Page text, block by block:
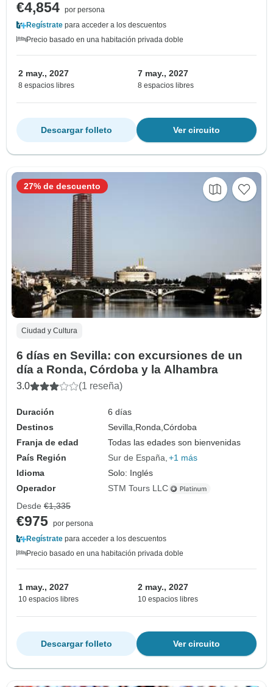
€4,854 por persona
Regístrate para acceder a los descuentos
Precio basado en una habitación privada doble
2 may., 2027
8 espacios libres
7 may., 2027
8 espacios libres
Ver circuito
Descargar folleto
Ciudad y Cultura
6 días en Sevilla: con excursiones de un
día a Ronda, Córdoba y la Alhambra
3.0 (1 reseña)
Duración
6 días
Destinos
Sevilla,Ronda,Córdoba
Franja de edad
Todas las edades son bienvenidas
País Región
Sur de España +1 más
Idioma
Solo: Inglés
Operador
STM Tours LLC
27% de descuento
Desde €1,335
€975 por persona
Regístrate para acceder a los descuentos
Precio basado en una habitación privada doble
1 may., 2027
10 espacios libres
2 may., 2027
10 espacios libres
Ver circuito
Descargar folleto